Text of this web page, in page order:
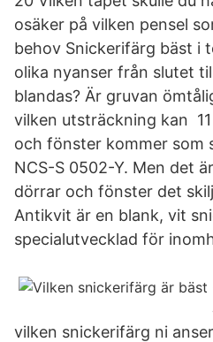
osäker på vilken pensel
behov Snickerifärg bäst i
olika nyanser från slutet
blandas? Är gruvan
vilken utsträckning kan
och fönster kommer som
NCS-S 0502-Y. Men det
dörrar och fönster det
Antikvit är en blank, vit
specialutvecklad för
vilken snickerifärg ni